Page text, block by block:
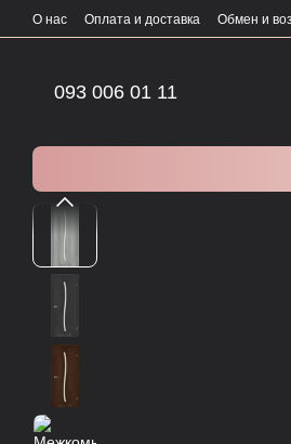
Перейти к основному контенту
О нас Оплата и доставка Обмен и
093 006 01 11